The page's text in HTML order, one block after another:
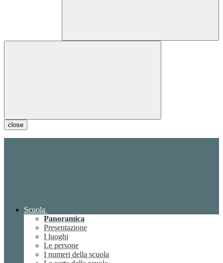
close
Scuola
Panoramica
Presentazione
I luoghi
Le persone
I numeri della scuola